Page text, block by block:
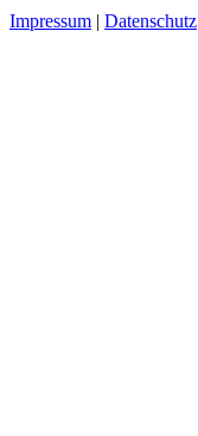
Impressum | Datenschutz